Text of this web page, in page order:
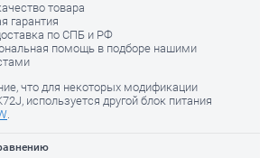
товара
гарантия
по СПБ и РФ
помощь в подборе нашими
что для некоторых модификации
используется другой блок питания
.